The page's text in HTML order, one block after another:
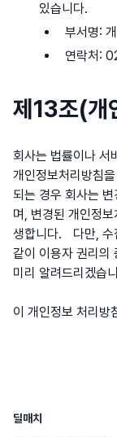
있습니다.
부서명:
연락처:
제13조(개
회사는 법률이나 서
개인정보처리방침
되는 경우 회사는
며, 변경된 개인정
생합니다. 다만, 수
같이 이용자 권리의
미리 알려드리겠습
이 개인정보 처리
딜매치